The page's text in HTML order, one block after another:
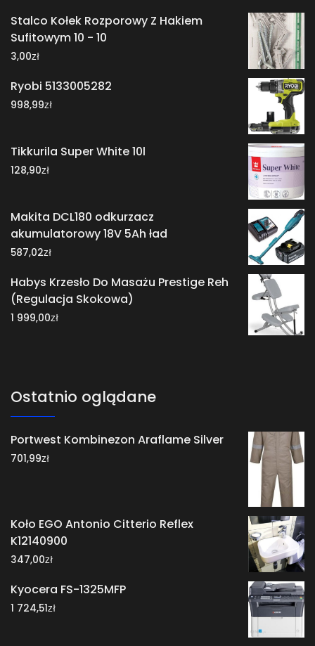
Stalco Kołek Rozporowy Z Hakiem
Sufitowym 10 - 10
3,00zł
Ryobi 5133005282
998,99zł
Tikkurila Super White 10l
128,90zł
Makita DCL180 odkurzacz
akumulatorowy 18V 5Ah ład
587,02zł
Habys Krzesło Do Masażu Prestige Reh
(Regulacja Skokowa)
1 999,00zł
Ostatnio oglądane
Portwest Kombinezon Araflame Silver
701,99zł
Koło EGO Antonio Citterio Reflex
K12140900
347,00zł
Kyocera FS-1325MFP
1 724,51zł